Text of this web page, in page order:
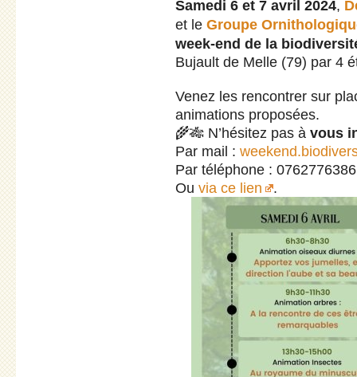
Samedi 6 et 7 avril 2024,
et le Groupe
week-end de la
Bujault de Melle (79) par 4
Venez les rencontrer sur
animations proposées.
🌾🎋 N’hésitez pas à vous
Par mail :
Par téléphone : 0762776386
Ou via ce lien .